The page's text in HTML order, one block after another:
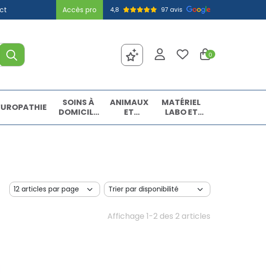
Accès pro 4,8 97 avis
0
SOINS À
DOMICILE
ET
ANIMAUX
ET
INSECTES
MATÉRIEL
LABO ET
MATIÈRES
Affichage 1-2 des 2 articles